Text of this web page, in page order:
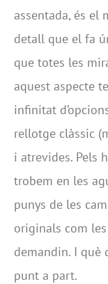
assentada, és el
detall que el fa
que totes les
aquest aspecte
infinitat
rellotge clàssic
i atrevides. Pels
trobem en les
punys de les
originals com
demandin. I què
punt a part.